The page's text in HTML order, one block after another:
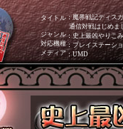
タイトル
ジャンル
対応機種
メディア
：魔界戦記ディス
通信対戦はじめま
：史上最凶やりこ
：プレイステーシ
：UMD